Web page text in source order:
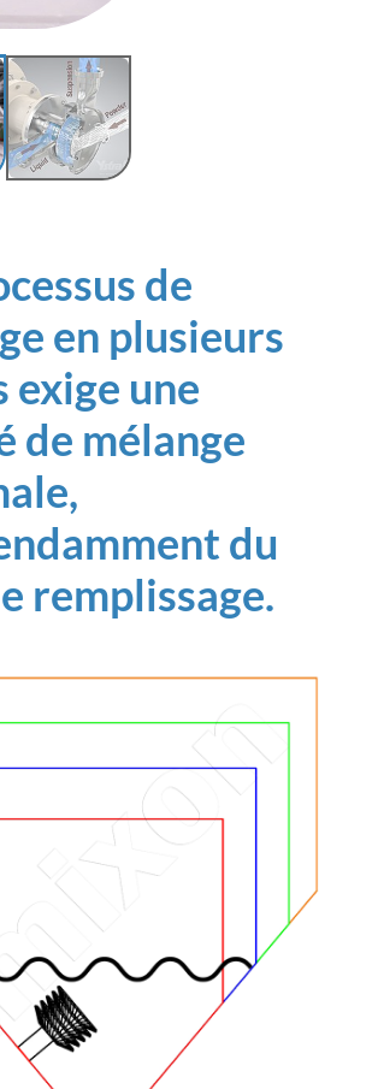
de
en plusieurs
exige une
de mélange
du
remplissage.